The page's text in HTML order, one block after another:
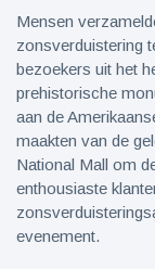
Mensen
zonsverduistering
bezoekers uit het
prehistorische
aan de
maakten van de
National Mall om
enthousiaste
evenement.